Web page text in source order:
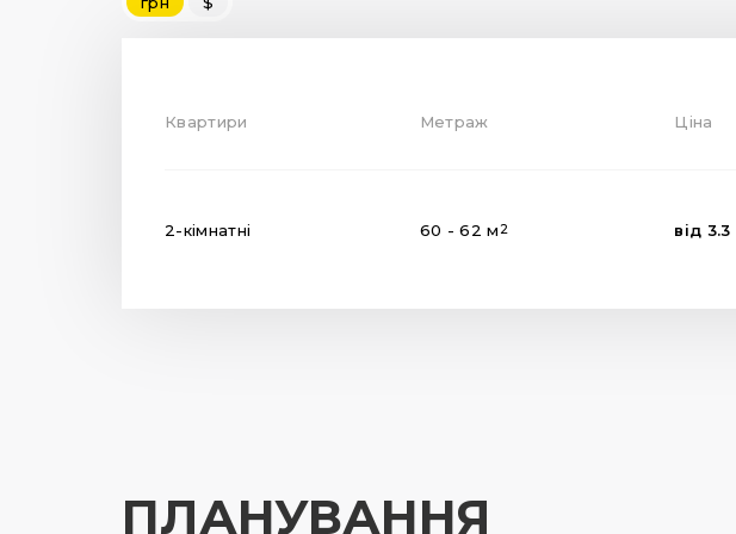
Квартири Метраж Ціна
2-кімнатні 60 - 62 м2 від 3.3
ПЛАНУВАННЯ